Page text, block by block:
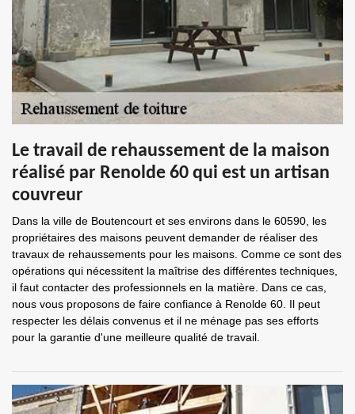
Le travail de rehaussement de la maison
réalisé par Renolde 60 qui est un artisan
couvreur
Dans la ville de Boutencourt et ses environs dans le 60590, les
propriétaires des maisons peuvent demander de réaliser des
travaux de rehaussements pour les maisons. Comme ce sont des
opérations qui nécessitent la maîtrise des différentes techniques,
il faut contacter des professionnels en la matière. Dans ce cas,
nous vous proposons de faire confiance à Renolde 60. Il peut
respecter les délais convenus et il ne ménage pas ses efforts
pour la garantie d'une meilleure qualité de travail.